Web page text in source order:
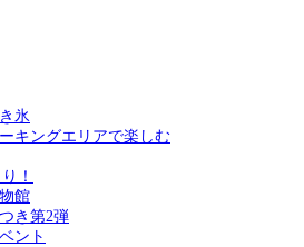
氷
キングエリアで楽しむ
！
館
き第2弾
ント